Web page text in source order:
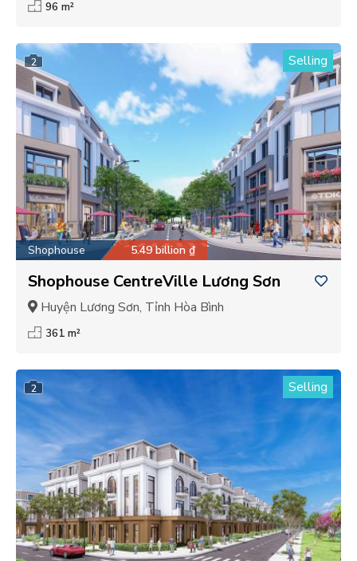
96 m²
2 Selling
Shophouse 5.49 billion ₫
Shophouse CentreVille Lương Sơn
Huyện Lương Sơn, Tỉnh Hòa Bình
361 m²
2 Selling